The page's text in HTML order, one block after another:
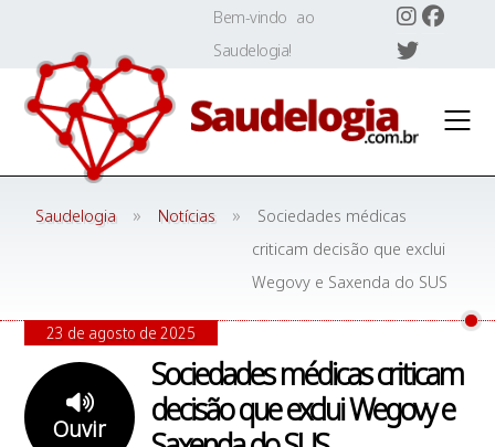
content
Bem-vindo ao
Saudelogia!
Saudelogia » Notícias »
Sociedades médicas
criticam decisão que exclui
Wegovy e Saxenda do SUS
Sociedades médicas criticam
decisão que exclui Wegovy e
Ouvir
23 de agosto de 2025